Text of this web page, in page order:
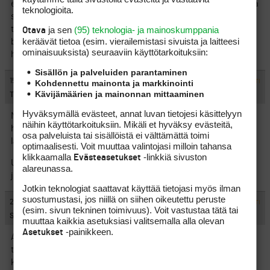
että vertailin netissä eri perusvarsien eroja ja ostin kokeilematta
sellaisen, jonka uskoin parhaiten sopivan itselleni. Ja tämä
toimi. Fitatulla putterilla ei saanut tulosta ja ostin tilalle halvan
bleidin, alkoi upota. Mutta korostan vielä, että olen keskitason
harrastelija, jolla lyönti on joka päivä erilainen.
15.4.2024 22:15:43 #1429182 VASTAA ILMOITA ASIATON VIESTI
TheGary
Melkein tekisi mieli sanoa että tuo putterin fittaus on täyttä
hölynpölyä, mutta sanotaanko näin että kaikkien tuttujen
laukuissa on erilaiset putterit mitä on fittauksissa suositeltu.
Uskovathan jotkut erilaisten ennustajien ja kortinlukijoiden
juttuihinkin, maksusta tietenkin.
24.4.2024 19:59:34 #1429807 VASTAA ILMOITA ASIATON VIESTI
Simo80
Aikoinaan Wilsonilla oli demovaunu joka kiersi kenttiä ja
testisession päätteeksi sai mailat heti mukaan. Onko enää
käytössä, tiedä tuota. Oli hyvä palvelu.
teknologioita.
Otava ja sen (95) teknologia- ja mainoskumppania
keräävät tietoa (esim. vierailemis­tasi sivuista ja laitteesi
ominaisuuk­sista) seuraaviin käyttötarkoituksiin:
Sisällön ja palveluiden parantaminen
Kohdennettu mainonta ja markkinointi
Kävijämäärien ja mainonnan mittaaminen
Hyväksymällä evästeet, annat luvan tietojesi käsittelyyn
näihin käyttötarkoituksiin. Mikäli et hyväksy evästeitä,
osa palveluista tai sisällöistä ei välttämättä toimi
optimaalisesti. Voit muuttaa valintojasi milloin tahansa
klikkaamalla Evästeasetukset -linkkiä sivuston
alareunassa.
Jotkin teknologiat saattavat käyttää tietojasi myös ilman
suostumustasi, jos niillä on siihen oikeutettu peruste
(esim. sivun tekninen toimivuus). Voit vastustaa tätä tai
muuttaa kaikkia asetuksiasi valitsemalla alla olevan
Asetukset -painikkeen.